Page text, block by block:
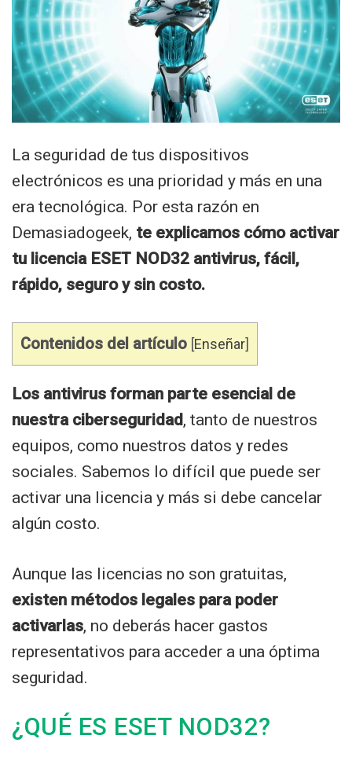
La seguridad de tus dispositivos
electrónicos es una prioridad y más en una
era tecnológica. Por esta razón en
Demasiadogeek, te explicamos cómo activar
tu licencia ESET NOD32 antivirus, fácil,
rápido, seguro y sin costo.
Contenidos del artículo [Enseñar]
Los antivirus forman parte esencial de
nuestra ciberseguridad, tanto de nuestros
equipos, como nuestros datos y redes
sociales. Sabemos lo difícil que puede ser
activar una licencia y más si debe cancelar
algún costo.
Aunque las licencias no son gratuitas,
existen métodos legales para poder
activarlas, no deberás hacer gastos
representativos para acceder a una óptima
seguridad.
¿QUÉ ES ESET NOD32?